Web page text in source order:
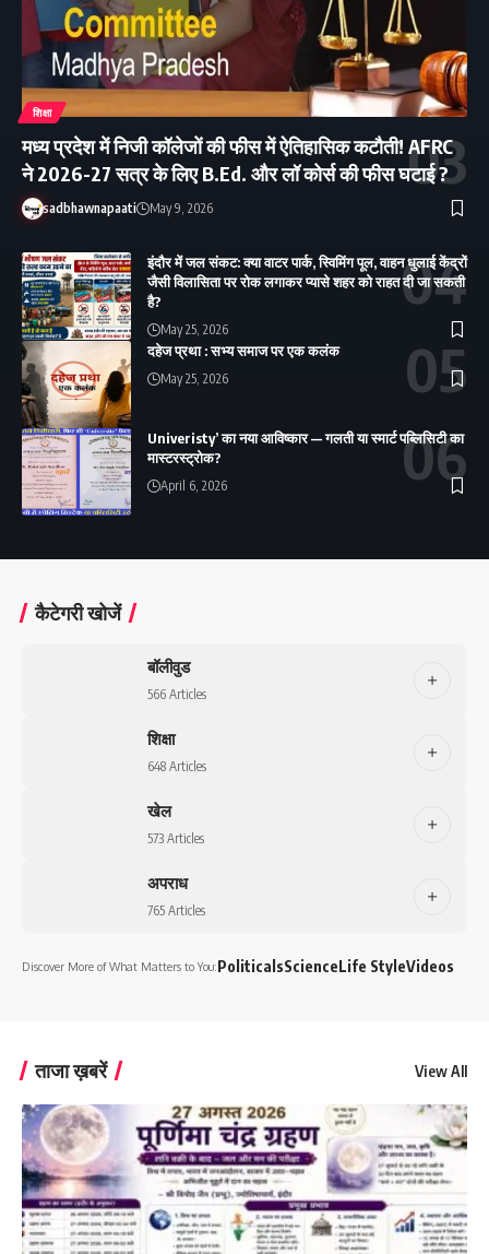
शिक्षा
मध्य प्रदेश में निजी कॉलेजों की फीस में ऐतिहासिक कटौती! AFRC
ने 2026-27 सत्र के लिए B.Ed. और लॉ कोर्स की फीस घटाई ?
sadbhawnapaati May 9, 2026
इंदौर में जल संकट: क्या वाटर पार्क, स्विमिंग पूल, वाहन धुलाई केंद्रों
जैसी विलासिता पर रोक लगाकर प्यासे शहर को राहत दी जा सकती
है?
May 25, 2026
दहेज प्रथा : सभ्य समाज पर एक कलंक
May 25, 2026
Univeristy’ का नया आविष्कार — गलती या स्मार्ट पब्लिसिटी का
मास्टरस्ट्रोक?
April 6, 2026
कैटेगरी खोजें
बॉलीवुड
566 Articles
शिक्षा
648 Articles
खेल
573 Articles
अपराध
765 Articles
Discover More of What Matters to You:PoliticalsScienceLife StyleVideos
ताजा ख़बरें View All